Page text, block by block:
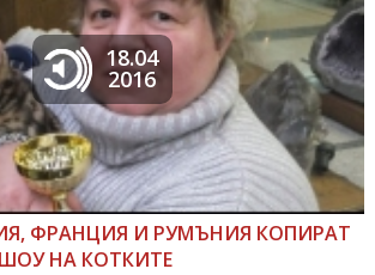
18.04
2016
ФРАНЦИЯ И РУМЪНИЯ КОПИРАТ
НА КОТКИТЕ